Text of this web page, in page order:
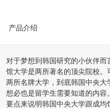
产品介绍
对于梦想到韩国研究的小伙伴而
馆大学是两所著名的顶尖院校。
两所名牌大学，到底韩国中央大
想必也是留学生需要知道的内容
要点来说明韩国中央大学跟成均